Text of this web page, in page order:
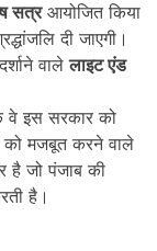
सत्रआयोजित किया
दी जाएगी।
वालेलाइट एंड
वे इस सरकार को
को मजबूत करने वाले
है जो पंजाब की
है।